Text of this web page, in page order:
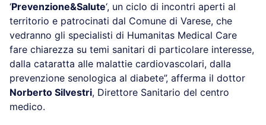
‘Prevenzione&Salute‘, un ciclo di incontri aperti al
territorio e patrocinati dal Comune di Varese, che
vedranno gli specialisti di Humanitas Medical Care
fare chiarezza su temi sanitari di particolare interesse,
dalla cataratta alle malattie cardiovascolari, dalla
prevenzione senologica al diabete”, afferma il dottor
Norberto Silvestri, Direttore Sanitario del centro
medico.